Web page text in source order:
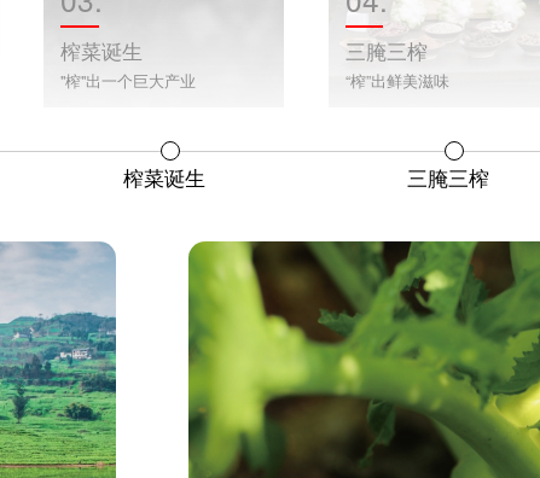
榨菜诞生
"榨"出一个巨大产业
榨菜诞生
三腌三榨
“榨”出鲜美滋味
三腌三榨